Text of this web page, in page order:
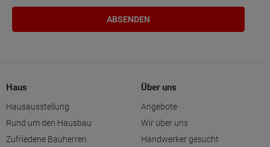
Haus
Hausausstellung
Rund um den Hausbau
Zufriedene Bauherren
Über uns
Angebote
Wir über uns
Handwerker gesucht